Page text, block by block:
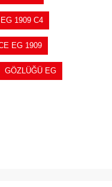
1909 C4
EG 1909
GÖZLÜĞÜ EG